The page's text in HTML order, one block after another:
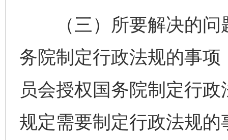
（三）所要解决的问
务院制定行政法规的事
员会授权国务院制定行
规定需要制定行政法规的